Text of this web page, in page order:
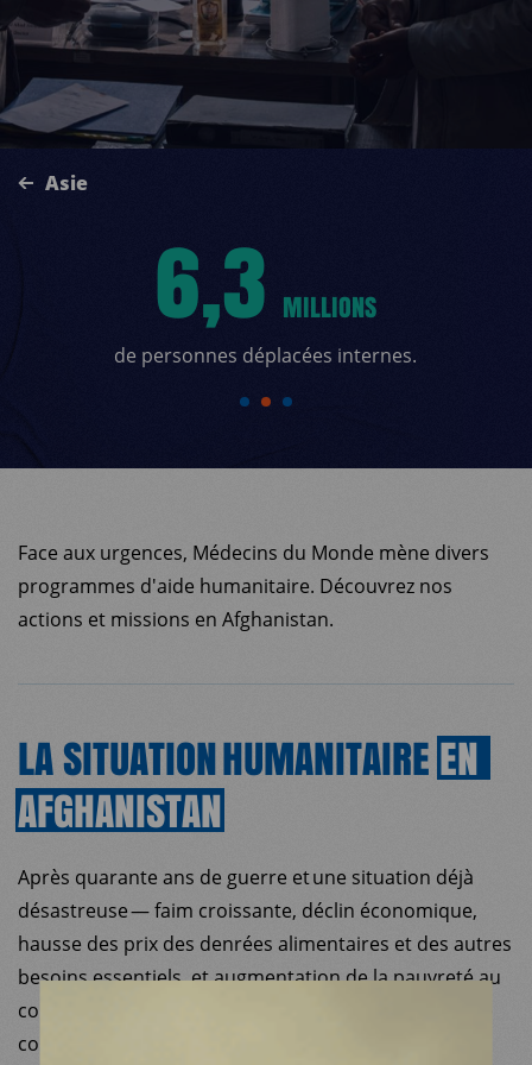
MDM
SUR LE TERRAIN
ACTUALITÉS
Asie
6,3MILLIONS
de personnes déplacées internes.
Face aux urgences, Médecins du Monde mène divers
programmes d'aide humanitaire. Découvrez nos
actions et missions en Afghanistan.
LA SITUATION HUMANITAIREEN
AFGHANISTAN
Après quarante ans de guerre et une situation déjà
désastreuse — faim croissante, déclin économique,
hausse des prix des denrées alimentaires et des autres
besoins essentiels, et augmentation de la pauvreté au
cours des dernières années — le peuple afghan a été
confronté en 2021 à une intensification du conflit, au